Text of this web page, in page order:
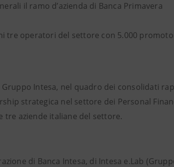
il ramo d’azienda di Banca Primavera
tre operatori del settore con 5.000
Gruppo Intesa, nel quadro dei consolidati
strategica nel settore dei Personal
tre aziende italiane del settore.
di Banca Intesa, di Intesa e.Lab